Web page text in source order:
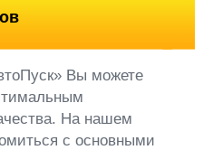
Вы можете
На нашем
с основными